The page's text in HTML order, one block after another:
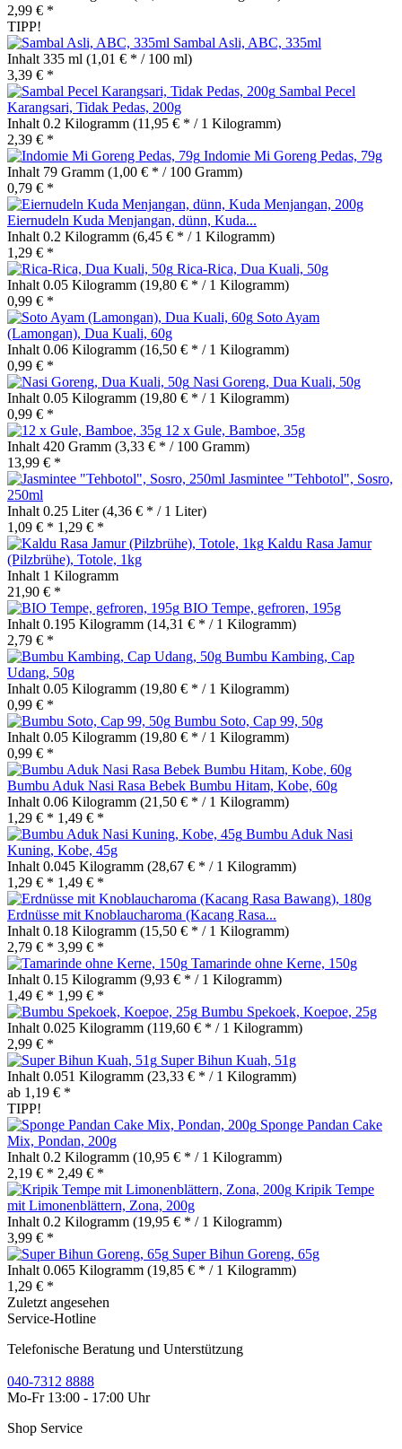
2,99 € *
TIPP!
Sambal Asli, ABC, 335ml
Inhalt 335 ml (1,01 € * / 100 ml)
3,39 € *
Sambal Pecel
Karangsari, Tidak Pedas, 200g
Inhalt 0.2 Kilogramm (11,95 € * / 1 Kilogramm)
2,39 € *
Indomie Mi Goreng Pedas, 79g
Inhalt 79 Gramm (1,00 € * / 100 Gramm)
0,79 € *
Eiernudeln Kuda Menjangan, dünn, Kuda...
Inhalt 0.2 Kilogramm (6,45 € * / 1 Kilogramm)
1,29 € *
Rica-Rica, Dua Kuali, 50g
Inhalt 0.05 Kilogramm (19,80 € * / 1 Kilogramm)
0,99 € *
Soto Ayam
(Lamongan), Dua Kuali, 60g
Inhalt 0.06 Kilogramm (16,50 € * / 1 Kilogramm)
0,99 € *
Nasi Goreng, Dua Kuali, 50g
Inhalt 0.05 Kilogramm (19,80 € * / 1 Kilogramm)
0,99 € *
12 x Gule, Bamboe, 35g
Inhalt 420 Gramm (3,33 € * / 100 Gramm)
13,99 € *
Jasmintee "Tehbotol", Sosro,
250ml
Inhalt 0.25 Liter(4,36 € * / 1 Liter)
1,09 € * 1,29 € *
Kaldu Rasa Jamur
(Pilzbrühe), Totole, 1kg
Inhalt 1 Kilogramm
21,90 € *
BIO Tempe, gefroren, 195g
Inhalt 0.195 Kilogramm (14,31 € * / 1 Kilogramm)
2,79 € *
Bumbu Kambing, Cap
Udang, 50g
Inhalt 0.05 Kilogramm (19,80 € * / 1 Kilogramm)
0,99 € *
Bumbu Soto, Cap 99, 50g
Inhalt 0.05 Kilogramm (19,80 € * / 1 Kilogramm)
0,99 € *
Bumbu Aduk Nasi Rasa Bebek Bumbu Hitam, Kobe, 60g
Inhalt 0.06 Kilogramm (21,50 € * / 1 Kilogramm)
1,29 € * 1,49 € *
Bumbu Aduk Nasi
Kuning, Kobe, 45g
Inhalt 0.045 Kilogramm (28,67 € * / 1 Kilogramm)
1,29 € * 1,49 € *
Erdnüsse mit Knoblaucharoma (Kacang Rasa...
Inhalt 0.18 Kilogramm (15,50 € * / 1 Kilogramm)
2,79 € * 3,99 € *
Tamarinde ohne Kerne, 150g
Inhalt 0.15 Kilogramm (9,93 € * / 1 Kilogramm)
1,49 € * 1,99 € *
Bumbu Spekoek, Koepoe, 25g
Inhalt 0.025 Kilogramm (119,60 € * / 1 Kilogramm)
2,99 € *
Super Bihun Kuah, 51g
Inhalt 0.051 Kilogramm (23,33 € * / 1 Kilogramm)
ab 1,19 € *
TIPP!
Sponge Pandan Cake
Mix, Pondan, 200g
Inhalt 0.2 Kilogramm (10,95 € * / 1 Kilogramm)
2,19 € * 2,49 € *
Kripik Tempe
mit Limonenblättern, Zona, 200g
Inhalt 0.2 Kilogramm (19,95 € * / 1 Kilogramm)
3,99 € *
Super Bihun Goreng, 65g
Inhalt 0.065 Kilogramm (19,85 € * / 1 Kilogramm)
1,29 € *
Zuletzt angesehen
Service-Hotline
Telefonische Beratung und Unterstützung
040-7312 8888
Mo-Fr 13:00 - 17:00 Uhr
Shop Service